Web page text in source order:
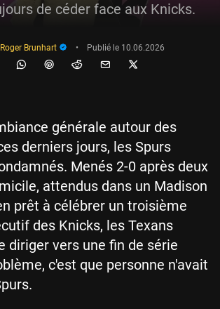
de céder face aux Knicks.
Roger Brunhart • Publié le 10.06.2026
générale autour des
derniers jours, les Spurs
Menés 2-0 après deux
attendus dans un Madison
prêt à célébrer un troisième
des Knicks, les Texans
diriger vers une fin de série
c'est que personne n'avait